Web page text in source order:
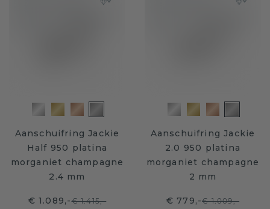
Aanschuifring Jackie
Half 950 platina
morganiet champagne
2.4 mm
€ 1.089,-€ 1.415,-
Aanschuifring Jackie
2.0 950 platina
morganiet champagne
2 mm
€ 779,-€ 1.009,-